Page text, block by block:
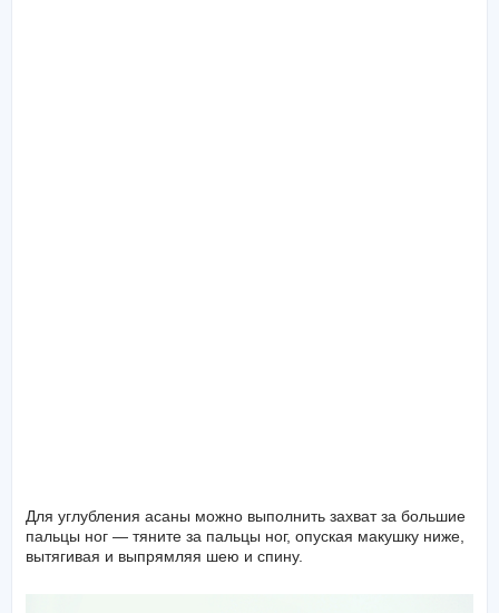
Для углубления асаны можно выполнить захват за большие
пальцы ног — тяните за пальцы ног, опуская макушку ниже,
вытягивая и выпрямляя шею и спину.